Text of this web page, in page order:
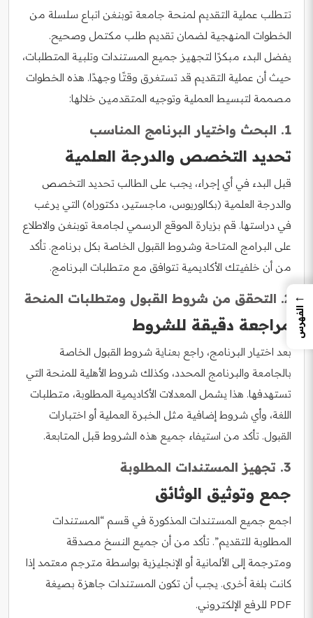
تتطلب عملية التقديم لمنحة جامعة توبنغن اتباع سلسلة من
الخطوات المنهجية لضمان تقديم طلب مكتمل وصحيح.
يفضل البدء مبكرًا لتجهيز جميع المستندات وتلبية المتطلبات،
حيث أن عملية التقديم قد تستغرق وقتًا وجهدًا. هذه الخطوات
مصممة لتبسيط العملية وتوجيه المتقدمين خلالها:
1. البحث واختيار البرنامج المناسب
تحديد التخصص والدرجة العلمية
قبل البدء في أي إجراء، يجب على الطالب تحديد التخصص
والدرجة العلمية (بكالوريوس، ماجستير، دكتوراه) التي يرغب
في دراستها. قم بزيارة الموقع الرسمي لجامعة توبنغن والاطلاع
على البرامج المتاحة وشروط القبول الخاصة بكل برنامج. تأكد
من أن خلفيتك الأكاديمية تتوافق مع متطلبات البرنامج.
2. التحقق من شروط القبول ومتطلبات المنحة
مراجعة دقيقة للشروط
بعد اختيار البرنامج، راجع بعناية شروط القبول الخاصة
بالجامعة والبرنامج المحدد، وكذلك شروط الأهلية للمنحة التي
تستهدفها. هذا يشمل المعدلات الأكاديمية المطلوبة، متطلبات
اللغة، وأي شروط إضافية مثل الخبرة العملية أو اختبارات
القبول. تأكد من استيفاء جميع هذه الشروط قبل المتابعة.
3. تجهيز المستندات المطلوبة
جمع وتوثيق الوثائق
اجمع جميع المستندات المذكورة في قسم “المستندات
المطلوبة للتقديم”. تأكد من أن جميع النسخ مصدقة
ومترجمة إلى الألمانية أو الإنجليزية بواسطة مترجم معتمد إذا
كانت بلغة أخرى. يجب أن تكون المستندات جاهزة بصيغة
PDF للرفع الإلكتروني.
←
الفهرس